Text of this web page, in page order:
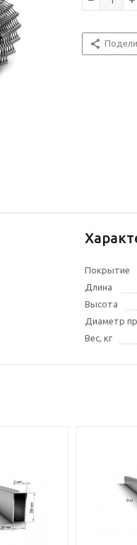
Покрытие
Длина
Высота
Диаметр
Вес, кг